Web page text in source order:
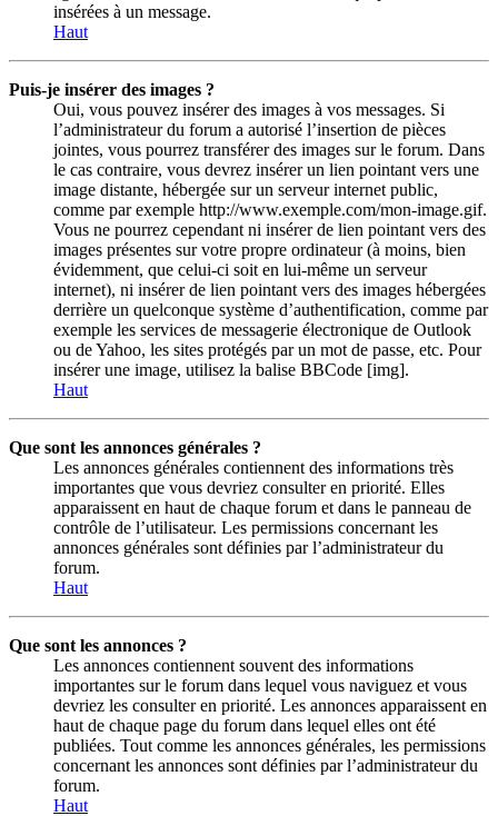
insérées à un message.
Haut
Puis-je insérer des images ?
Oui, vous pouvez insérer des images à vos messages. Si
l’administrateur du forum a autorisé l’insertion de pièces
jointes, vous pourrez transférer des images sur le forum. Dans
le cas contraire, vous devrez insérer un lien pointant vers une
image distante, hébergée sur un serveur internet public,
comme par exemple http://www.exemple.com/mon-image.gif.
Vous ne pourrez cependant ni insérer de lien pointant vers des
images présentes sur votre propre ordinateur (à moins, bien
évidemment, que celui-ci soit en lui-même un serveur
internet), ni insérer de lien pointant vers des images hébergées
derrière un quelconque système d’authentification, comme par
exemple les services de messagerie électronique de Outlook
ou de Yahoo, les sites protégés par un mot de passe, etc. Pour
insérer une image, utilisez la balise BBCode [img].
Haut
Que sont les annonces générales ?
Les annonces générales contiennent des informations très
importantes que vous devriez consulter en priorité. Elles
apparaissent en haut de chaque forum et dans le panneau de
contrôle de l’utilisateur. Les permissions concernant les
annonces générales sont définies par l’administrateur du
forum.
Haut
Que sont les annonces ?
Les annonces contiennent souvent des informations
importantes sur le forum dans lequel vous naviguez et vous
devriez les consulter en priorité. Les annonces apparaissent en
haut de chaque page du forum dans lequel elles ont été
publiées. Tout comme les annonces générales, les permissions
concernant les annonces sont définies par l’administrateur du
forum.
Haut